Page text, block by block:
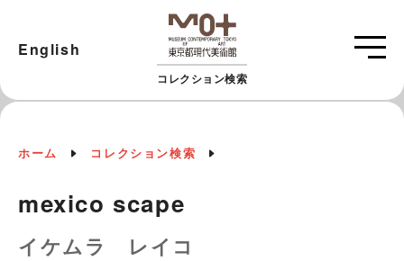
コレクション検索
English
ホーム コレクション検索
mexico scape
イケムラ レイコ